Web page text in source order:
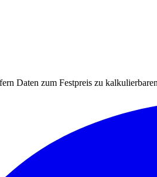
Daten zum Festpreis zu